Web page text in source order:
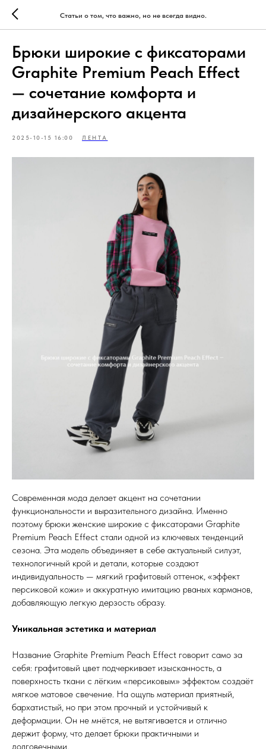
Статьи о том, что важно, но не всегда видно.
Брюки широкие с фиксаторами
Graphite Premium Peach Effect
— сочетание комфорта и
дизайнерского акцента
2025-10-15 16:00 ЛЕНТА
Современная мода делает акцент на сочетании
функциональности и выразительного дизайна. Именно
поэтому брюки женские широкие с фиксаторами Graphite
Premium Peach Effect стали одной из ключевых тенденций
сезона. Эта модель объединяет в себе актуальный силуэт,
технологичный крой и детали, которые создают
индивидуальность — мягкий графитовый оттенок, «эффект
персиковой кожи» и аккуратную имитацию рваных карманов,
добавляющую легкую дерзость образу.
Уникальная эстетика и материал
Название Graphite Premium Peach Effect говорит само за
себя: графитовый цвет подчеркивает изысканность, а
поверхность ткани с лёгким «персиковым» эффектом создаёт
мягкое матовое свечение. На ощупь материал приятный,
бархатистый, но при этом прочный и устойчивый к
деформации. Он не мнётся, не вытягивается и отлично
держит форму, что делает брюки практичными и
долговечными.